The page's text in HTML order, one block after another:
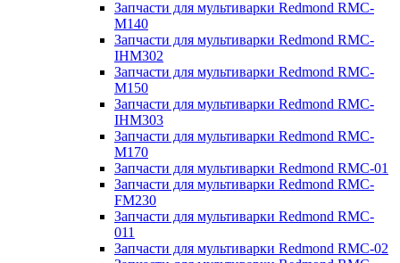
Запчасти для мультиварки Redmond RMC-
M140
Запчасти для мультиварки Redmond RMC-
IHM302
Запчасти для мультиварки Redmond RMC-
M150
Запчасти для мультиварки Redmond RMC-
IHM303
Запчасти для мультиварки Redmond RMC-
M170
Запчасти для мультиварки Redmond RMC-01
Запчасти для мультиварки Redmond RMC-
FM230
Запчасти для мультиварки Redmond RMC-
011
Запчасти для мультиварки Redmond RMC-02